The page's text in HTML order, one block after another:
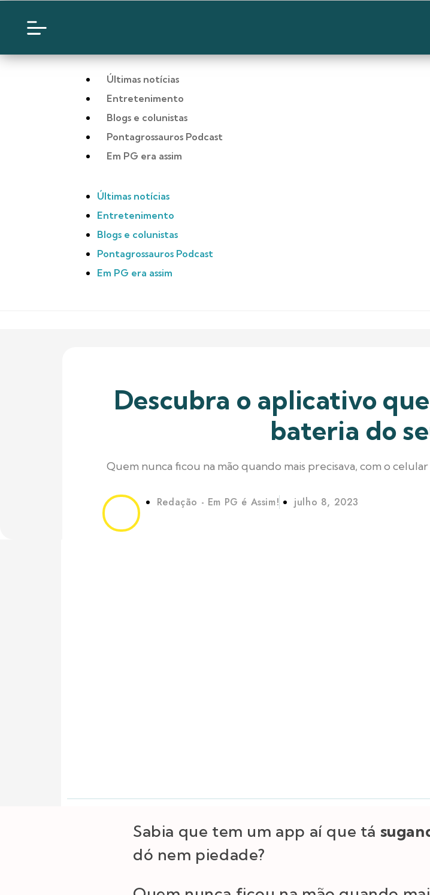
Últimas notícias
Entretenimento
Blogs e colunistas
Pontagrossauros Podcast
Em PG era assim
Últimas notícias
Entretenimento
Blogs e colunistas
Pontagrossauros Podcast
Em PG era assim
Descubra o aplicativo
bateria do
Quem nunca ficou na mão quando mais precisava, com o
Redação - Em PG é Assim! julho 8, 2023
Sabia que tem um app aí que tá
dó nem piedade?